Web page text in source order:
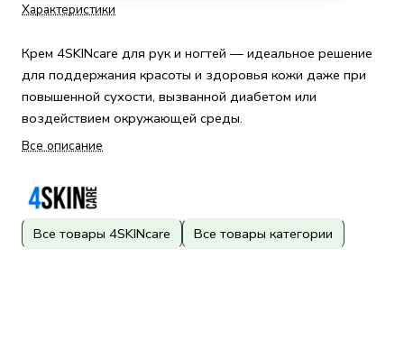
Характеристики
Крем 4SKINcare для рук и ногтей — идеальное решение
для поддержания красоты и здоровья кожи даже при
повышенной сухости, вызванной диабетом или
воздействием окружающей среды.
Все описание
Все товары 4SKINcare Все товары категории